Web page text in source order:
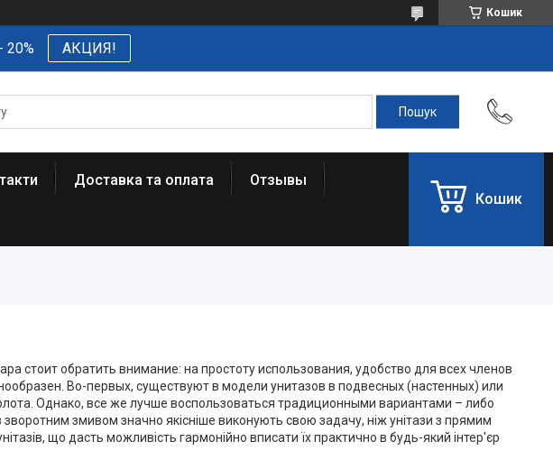
Кошик
20% АКЦИЯ!
Доставка та оплата Отзывы
Кошик
стоит обратить внимание: на простоту использования, удобство для всех членов
Во-первых, существуют в модели унитазов в подвесных (настенных) или
Однако, все же лучше воспользоваться традиционными вариантами – либо
змивом значно якісніше виконують свою задачу, ніж унітази з прямим
що дасть можливість гармонійно вписати їх практично в будь-який інтер'єр